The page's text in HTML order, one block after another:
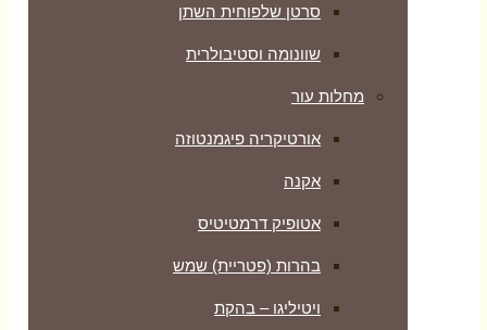
סרטן שלפוחית השתן
שוונומה וסטיבולרית
מחלות עור
אורטיקריה פיגמנטוזה
אקנה
אטופיק דרמטיטיס
בהרות (פטריית) שמש
ויטיליגו – בהקת